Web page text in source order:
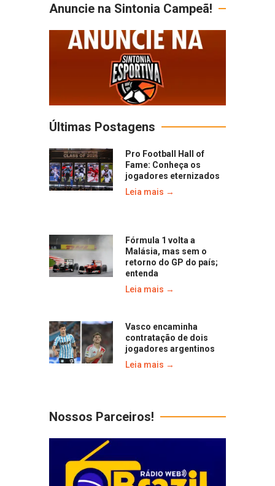
Anuncie na Sintonia Campeã!
Últimas Postagens
Pro Football Hall of
Fame: Conheça os
jogadores eternizados
Leia mais →
Fórmula 1 volta a
Malásia, mas sem o
retorno do GP do país;
entenda
Leia mais →
Vasco encaminha
contratação de dois
jogadores argentinos
Leia mais →
Nossos Parceiros!